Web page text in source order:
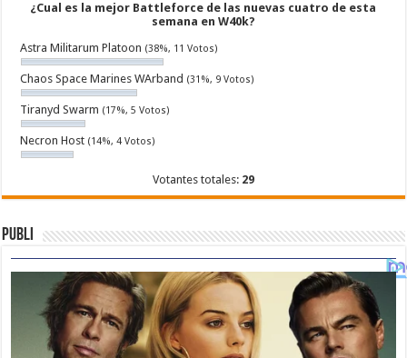
¿Cual es la mejor Battleforce de las nuevas cuatro de esta
semana en W40k?
Astra Militarum Platoon (38%, 11 Votos)
Chaos Space Marines WArband (31%, 9 Votos)
Tiranyd Swarm (17%, 5 Votos)
Necron Host (14%, 4 Votos)
Votantes totales: 29
Publi